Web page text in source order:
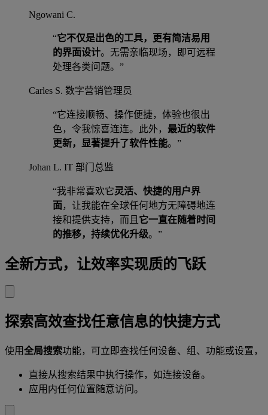
Ngowani C.
“它不仅是出色的工具，更有简洁易用
的界面设计。无需亲临现场，即可远程
处理各类问题。”
Carles S. 数字营销管理员
“它连接顺畅、操作便捷，体验也很出
色，令我惊喜连连。此外， 最近的软件
更新，显著提升了软件性能。”
Johan L. IT 部门总监
“我非常喜欢它灵活、快捷的用户界
面 ，让我能在全球任何地方无障碍地连
接和提供支持，而且 它一直在随着时间
的推移，持续优化升级。”
全新方式，让效率实现质的飞跃
探索高效查找任意信息的快捷方式
使用全局搜索功能，可立即查找任何设备、组、功能或设置，
直接从搜索结果中执行操作，如连接设备。
应用内任何位置随意访问。